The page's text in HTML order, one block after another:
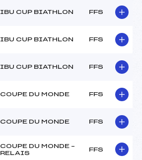
IBU CUP BIATHLON FFS
IBU CUP BIATHLON FFS
IBU CUP BIATHLON FFS
COUPE DU MONDE FFS
COUPE DU MONDE FFS
COUPE DU MONDE –
RELAIS
FFS